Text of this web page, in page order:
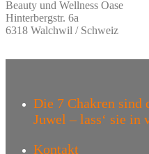
Beauty und Wellness Oase
Hinterbergstr. 6a
6318 Walchwil / Schweiz
Die 7 Chakren sind
Juwel – lass‘ sie
Kontakt